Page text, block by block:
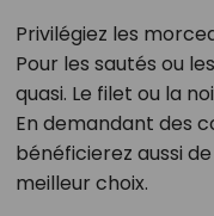
Privilégiez les
Pour les sautés ou
quasi. Le filet ou la
En demandant des
bénéficierez aussi
meilleur choix.